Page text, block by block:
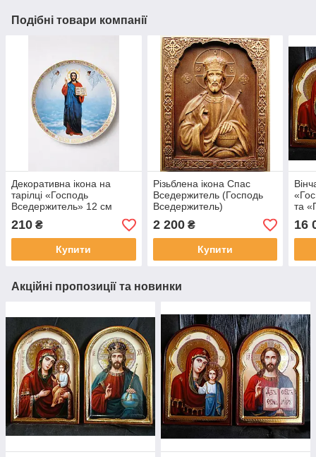
Подібні товари компанії
Декоративна ікона на
тарілці «Господь
Вседержитель» 12 см
210 ₴
Купити
Різьблена ікона Спас
Вседержитель (Господь
Вседержитель)
2 200₴
Купити
та
16
Акційні пропозиції та новинки